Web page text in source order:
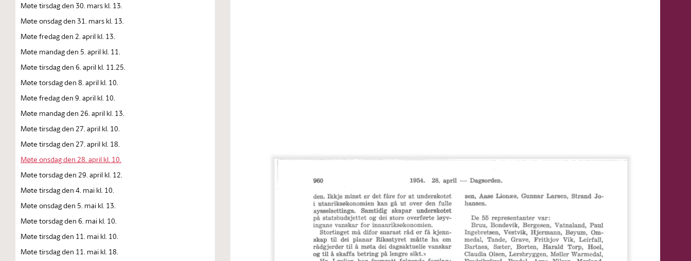
Møte tirsdag den 30. mars kl. 13.
Møte onsdag den 31. mars kl. 13.
Møte fredag den 2. april kl. 13.
Møte mandag den 5. april kl. 11.
Møte tirsdag den 6. april kl. 11.25.
Møte torsdag den 8. april kl. 10.
Møte fredag den 9. april kl. 10.
Møte mandag den 26. april kl. 13.
Møte tirsdag den 27. april kl. 10.
Møte tirsdag den 27. april kl. 18.
Møte onsdag den 28. april kl. 10.
Møte torsdag den 29. april kl. 12.
Møte tirsdag den 4. mai kl. 10.
Møte onsdag den 5. mai kl. 13.
Møte torsdag den 6. mai kl. 10.
Møte tirsdag den 11. mai kl. 10.
Møte tirsdag den 11. mai kl. 18.